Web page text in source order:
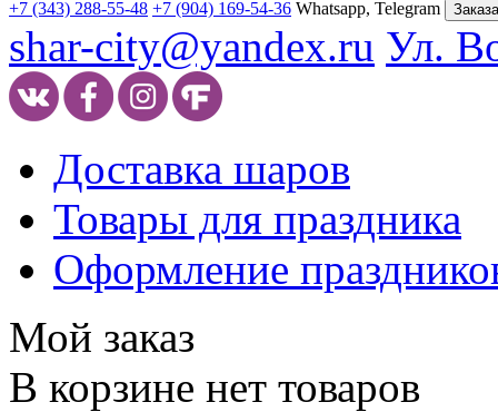
+7 (343) 288-55-48 +7 (904) 169-54-36 Whatsapp, Telegram
shar-city@yandex.ru Ул.
Доставка шаров
Товары для праздника
Оформление
Мой заказ
В корзине нет товаров